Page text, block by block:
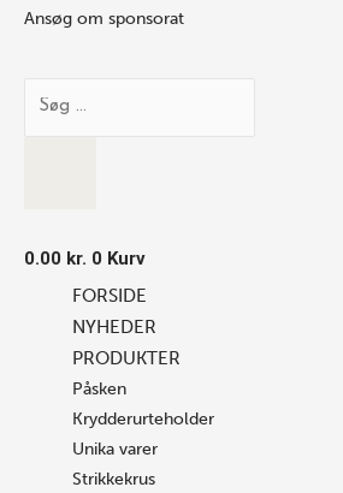
Ansøg om sponsorat
0.00 kr. 0 Kurv
FORSIDE
NYHEDER
PRODUKTER
Påsken
Krydderurteholder
Unika varer
Strikkekrus